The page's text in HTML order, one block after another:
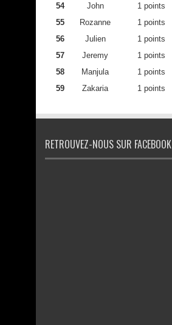
54
John
1 points
55
Rozanne
1 points
56
Julien
1 points
57
Jeremy
1 points
58
Manjula
1 points
59
Zakaria 1 points
RETROUVEZ-NOUS SUR FACEBOOK